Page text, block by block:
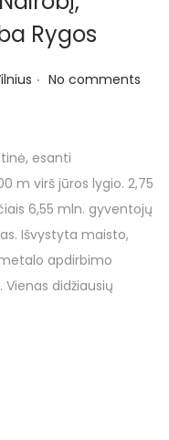
Rygos
. No comments
esanti
m virš jūros lygio. 2,75
6,55 mln. gyventojų
Išvystyta maisto,
apdirbimo
didžiausių